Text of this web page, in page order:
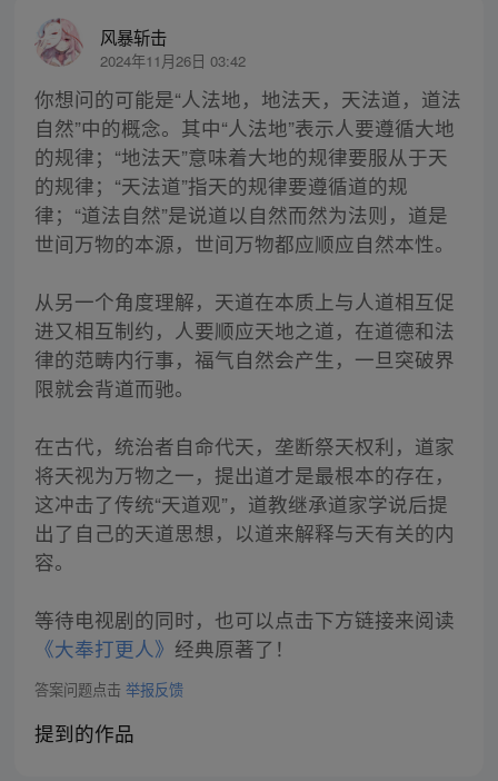
风暴斩击
2024年11月26日 03:42
你想问的可能是“人法地，地法天，天法道，道法
自然”中的概念。其中“人法地”表示人要遵循大地
的规律；“地法天”意味着大地的规律要服从于天
的规律；“天法道”指天的规律要遵循道的规
律；“道法自然”是说道以自然而然为法则，道是
世间万物的本源，世间万物都应顺应自然本性。
从另一个角度理解，天道在本质上与人道相互促
进又相互制约，人要顺应天地之道，在道德和法
律的范畴内行事，福气自然会产生，一旦突破界
限就会背道而驰。
在古代，统治者自命代天，垄断祭天权利，道家
将天视为万物之一，提出道才是最根本的存在，
这冲击了传统“天道观”，道教继承道家学说后提
出了自己的天道思想，以道来解释与天有关的内
容。
等待电视剧的同时，也可以点击下方链接来阅读
《大奉打更人》 经典原著了！
答案问题点击 举报反馈
提到的作品